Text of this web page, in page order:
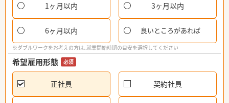
1ヶ月以内 3ヶ月以内
6ヶ月以内 良いところがあれば
※ダブルワークをお考えの方は、就業開始時期の目安を選択してください
希望雇用形態 必須
正社員 契約社員